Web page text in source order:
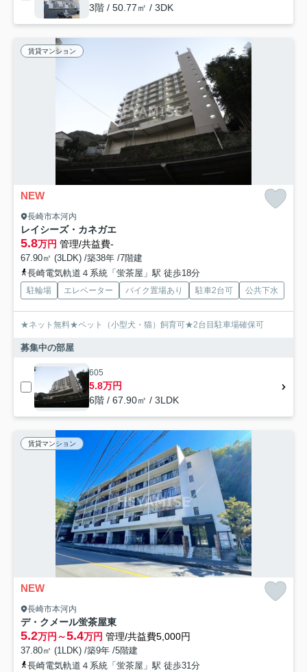
3階 / 50.77㎡ / 3DK
賃貸マンション
NEW
長崎市本河内
レイシーズ・カネガエ
5.8万円 管理/共益費-
67.90㎡ (3LDK) /築38年 /7階建
長崎電気軌道４系統「蛍茶屋」駅 徒歩18分
駐輪場 エレベーター バイク置場あり 駐車2台可 公共下水
★ネット無料★ペット（小型犬・猫）飼育可★2台目駐車場確保可
募集中の部屋
605
5.8万円
6階 / 67.90㎡ / 3LDK
賃貸マンション
NEW
長崎市本河内
デ・クメール蛍茶屋東
5.2万円～5.4万円 管理/共益費5,000円
37.80㎡ (1LDK) /築9年 /5階建
長崎電気軌道４系統「蛍茶屋」駅 徒歩31分